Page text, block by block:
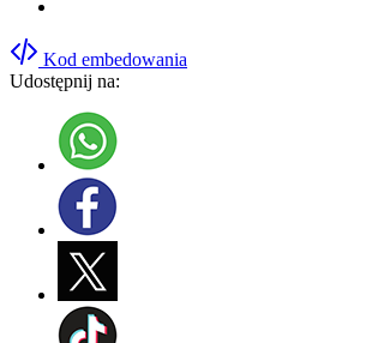
Kod embedowania
Udostępnij na: